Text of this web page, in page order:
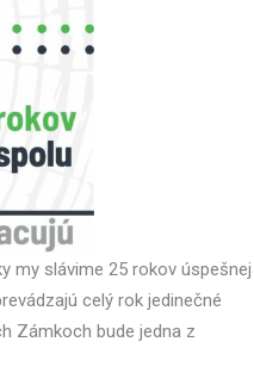
my slávime 25 rokov úspešnej
celý rok jedinečné
Zámkoch bude jedna z